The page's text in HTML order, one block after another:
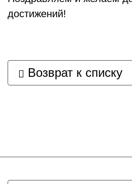
достижений!
Возврат к списку